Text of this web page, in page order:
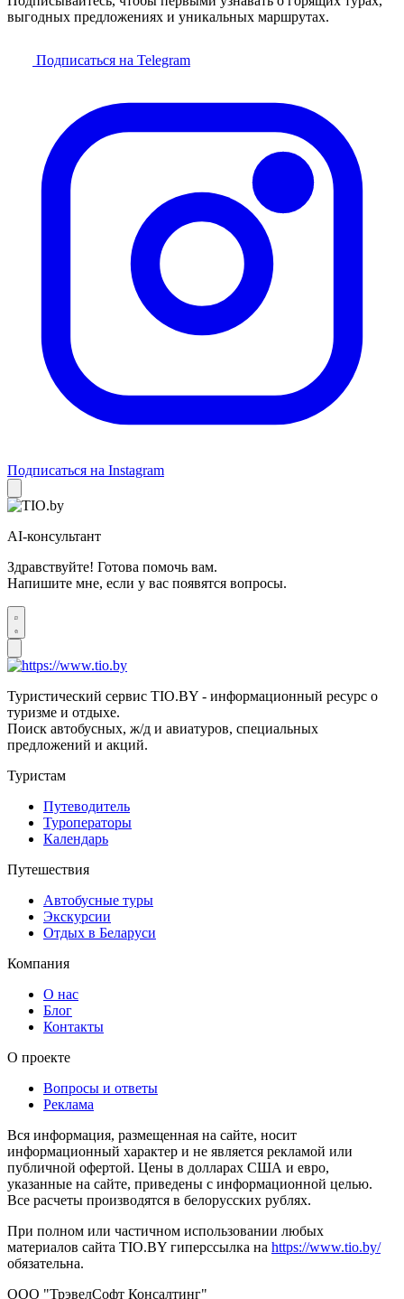
выгодных предложениях и уникальных маршрутах.
Подписаться на Telegram
Подписаться на Instagram
AI-консультант
Здравствуйте! Готова помочь вам.
Напишите мне, если у вас появятся вопросы.
Туристический сервис TIO.BY - информационный ресурс о
туризме и отдыхе.
Поиск автобусных, ж/д и авиатуров, специальных
предложений и акций.
Туристам
Путеводитель
Туроператоры
Календарь
Путешествия
Автобусные туры
Экскурсии
Отдых в Беларуси
Компания
О нас
Блог
Контакты
О проекте
Вопросы и ответы
Реклама
Вся информация, размещенная на сайте, носит
информационный характер и не является рекламой или
публичной офертой. Цены в долларах США и евро,
указанные на сайте, приведены с информационной целью.
Все расчеты производятся в белорусских рублях.
При полном или частичном использовании любых
материалов сайта TIO.BY гиперссылка на https://www.tio.by/
обязательна.
ООО "ТрэвелСофт Консалтинг"